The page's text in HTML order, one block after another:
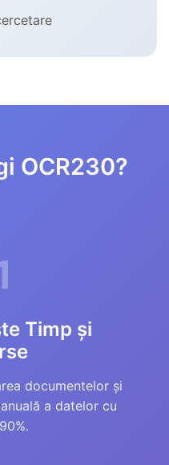
OCR230?
Timp și
documentelor și
a datelor cu